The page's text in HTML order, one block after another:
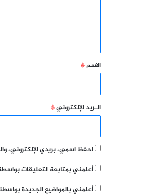
*
الاسم*
البريد الإلكتروني*
احفظ اسمي، بريدي الإلكتروني،
أعلمني بمتابعة التعليقات بواسطة
أعلمني بالمواضيع الجديدة بواسطة